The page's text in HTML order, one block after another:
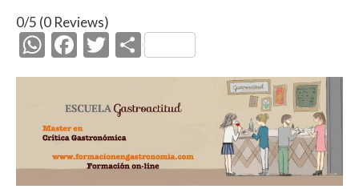
0/5 (0 Reviews)
W
h
at
s
A
p
F
ac
e
b
o
o
T
w
itt
er
C
o
p
ar
ti